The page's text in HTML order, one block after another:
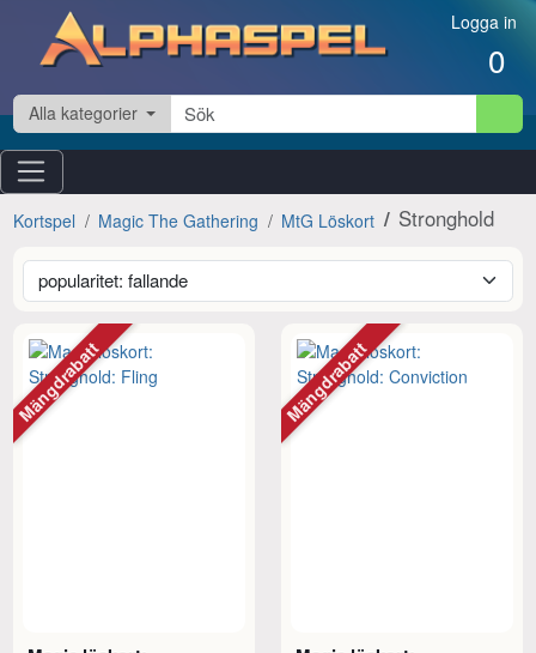
Hoppa till innehåll Logga in
0
Alla kategorier
Kortspel Magic The Gathering MtG Löskort Stronghold
Mängdrabatt Mängdrabatt